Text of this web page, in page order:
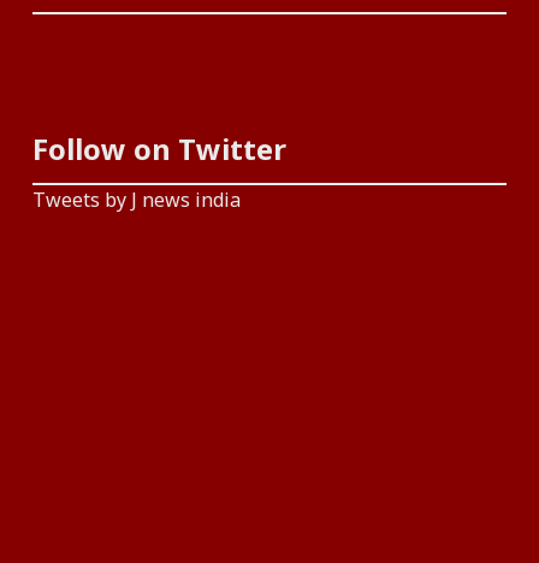
Follow on Twitter
Tweets by J news india